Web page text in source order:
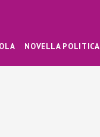
NOVELLA POLITICA